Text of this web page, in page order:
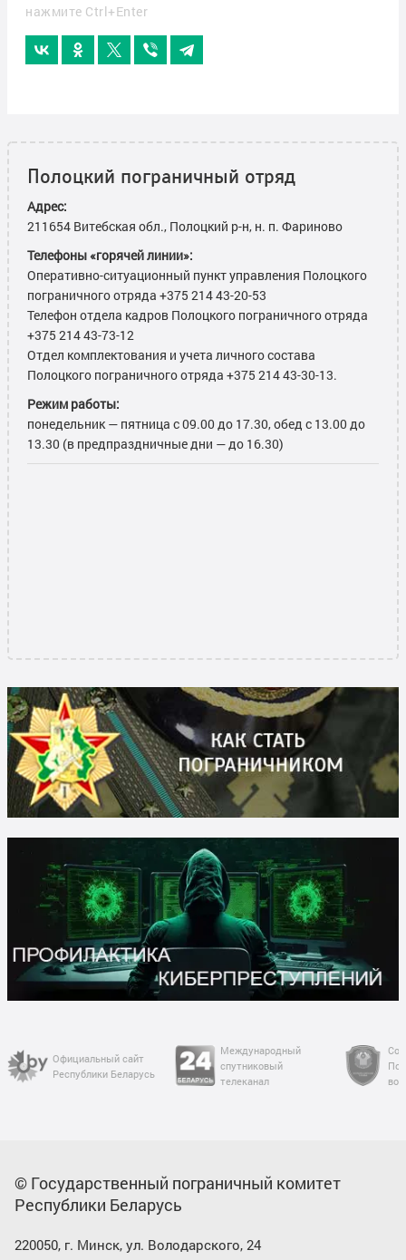
нажмите Ctrl+Enter
Полоцкий пограничный отряд
Адрес:
211654 Витебская обл., Полоцкий р-н, н. п. Фариново
Телефоны «горячей линии»:
Оперативно-ситуационный пункт управления Полоцкого
пограничного отряда +375 214 43-20-53
Телефон отдела кадров Полоцкого пограничного отряда
+375 214 43-73-12
Отдел комплектования и учета личного состава
Полоцкого пограничного отряда +375 214 43-30-13.
Режим работы:
понедельник — пятница с 09.00 до 17.30, обед с 13.00 до
13.30 (в предпраздничные дни — до 16.30)
Официальный сайт
Республики Беларусь
Международный
спутниковый
телеканал
© Государственный пограничный комитет
Республики Беларусь
220050, г. Минск, ул. Володарского, 24